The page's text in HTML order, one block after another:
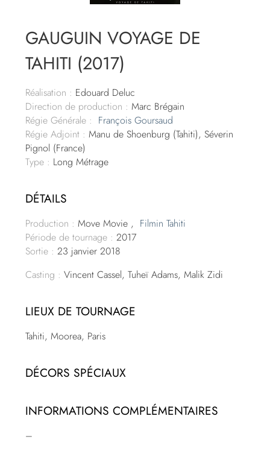
GAUGUIN VOYAGE DE
TAHITI (2017)
Réalisation : Edouard Deluc
Direction de production : Marc Brégain
Régie Générale : François Goursaud
Régie Adjoint : Manu de Shoenburg (Tahiti), Séverin
Pignol (France)
Type : Long Métrage
DÉTAILS
Production : Move Movie , Filmin Tahiti
Période de tournage : 2017
Sortie :23 janvier 2018
Casting : Vincent Cassel, Tuheï Adams, Malik Zidi
LIEUX DE TOURNAGE
Tahiti, Moorea, Paris
DÉCORS SPÉCIAUX
INFORMATIONS COMPLÉMENTAIRES
–